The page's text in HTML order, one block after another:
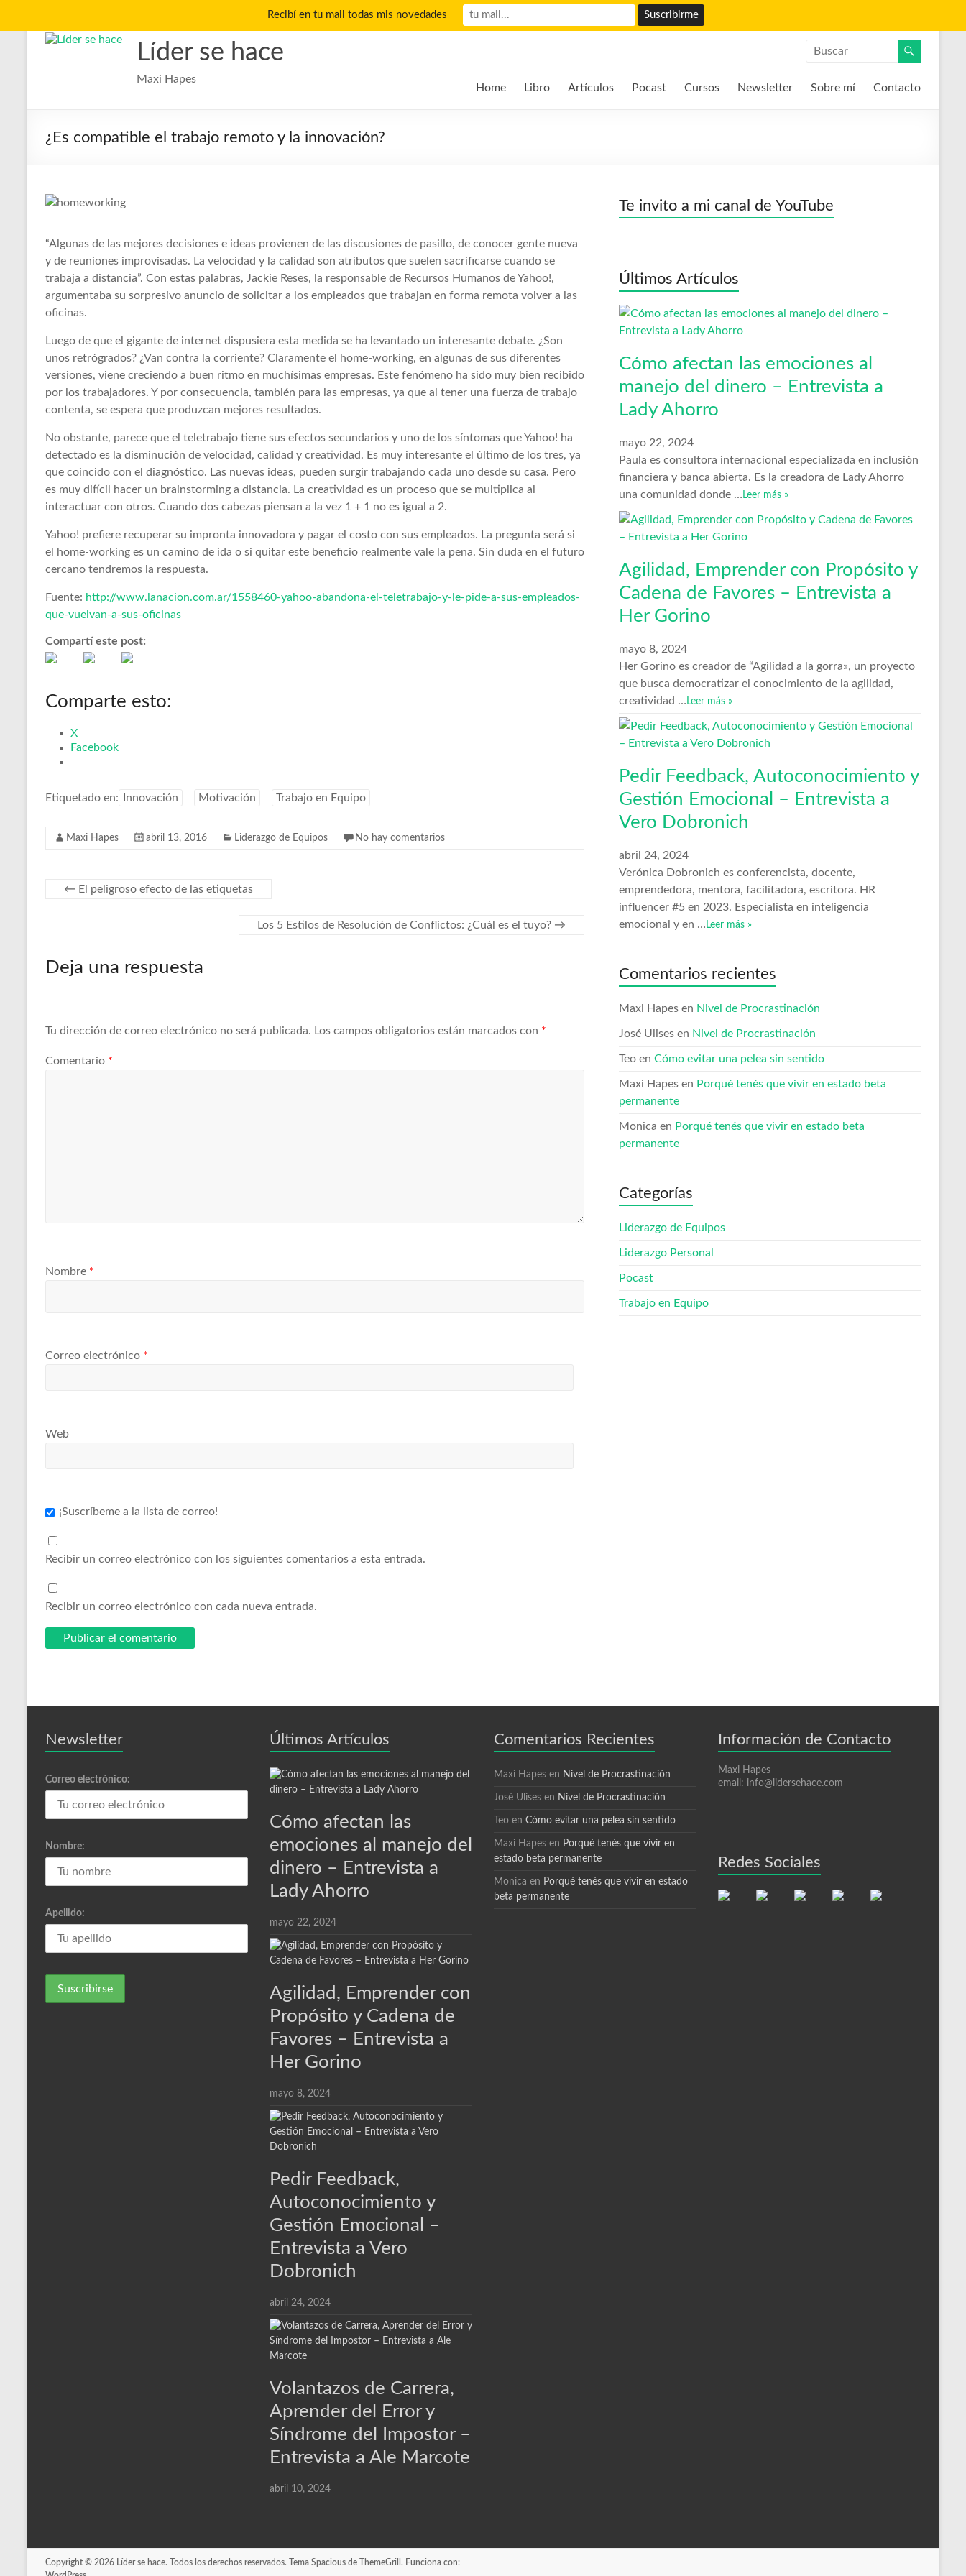
Líder se hace
Maxi Hapes
Home Libro Artículos Pocast Cursos Newsletter Sobre mí Contacto
¿Es compatible el trabajo remoto y la innovación?
“Algunas de las mejores decisiones e ideas provienen de las discusiones de pasillo, de conocer gente nueva
y de reuniones improvisadas. La velocidad y la calidad son atributos que suelen sacrificarse cuando se
trabaja a distancia”. Con estas palabras, Jackie Reses, la responsable de Recursos Humanos de Yahoo!,
argumentaba su sorpresivo anuncio de solicitar a los empleados que trabajan en forma remota volver a las
oficinas.
Luego de que el gigante de internet dispusiera esta medida se ha levantado un interesante debate. ¿Son
unos retrógrados? ¿Van contra la corriente? Claramente el home-working, en algunas de sus diferentes
versiones, viene creciendo a buen ritmo en muchísimas empresas. Este fenómeno ha sido muy bien recibido
por los trabajadores. Y por consecuencia, también para las empresas, ya que al tener una fuerza de trabajo
contenta, se espera que produzcan mejores resultados.
No obstante, parece que el teletrabajo tiene sus efectos secundarios y uno de los síntomas que Yahoo! ha
detectado es la disminución de velocidad, calidad y creatividad. Es muy interesante el último de los tres, ya
que coincido con el diagnóstico. Las nuevas ideas, pueden surgir trabajando cada uno desde su casa. Pero
es muy difícil hacer un brainstorming a distancia. La creatividad es un proceso que se multiplica al
interactuar con otros. Cuando dos cabezas piensan a la vez 1 + 1 no es igual a 2.
Yahoo! prefiere recuperar su impronta innovadora y pagar el costo con sus empleados. La pregunta será si
el home-working es un camino de ida o si quitar este beneficio realmente vale la pena. Sin duda en el futuro
cercano tendremos la respuesta.
Fuente: http://www.lanacion.com.ar/1558460-yahoo-abandona-el-teletrabajo-y-le-pide-a-sus-empleados-
que-vuelvan-a-sus-oficinas
Compartí este post:
Comparte esto:
X
Facebook
Etiquetado en: Innovación Motivación Trabajo en Equipo
Maxi Hapes abril 13, 2016 Liderazgo de Equipos No hay comentarios
← El peligroso efecto de las etiquetas
Los 5 Estilos de Resolución de Conflictos: ¿Cuál es el tuyo? →
Deja una respuesta
Tu dirección de correo electrónico no será publicada. Los campos obligatorios están marcados con *
Comentario *
Nombre *
Correo electrónico *
Web
¡Suscríbeme a la lista de correo!
Recibir un correo electrónico con los siguientes comentarios a esta entrada.
Recibir un correo electrónico con cada nueva entrada.
Te invito a mi canal de YouTube
Últimos Artículos
Cómo afectan las emociones al
manejo del dinero – Entrevista a
Lady Ahorro
mayo 22, 2024
Paula es consultora internacional especializada en inclusión
financiera y banca abierta. Es la creadora de Lady Ahorro
una comunidad donde … Leer más »
Agilidad, Emprender con Propósito y
Cadena de Favores – Entrevista a
Her Gorino
mayo 8, 2024
Her Gorino es creador de “Agilidad a la gorra», un proyecto
que busca democratizar el conocimiento de la agilidad,
creatividad … Leer más »
Pedir Feedback, Autoconocimiento y
Gestión Emocional – Entrevista a
Vero Dobronich
abril 24, 2024
Verónica Dobronich es conferencista, docente,
emprendedora, mentora, facilitadora, escritora. HR
influencer #5 en 2023. Especialista en inteligencia
emocional y en … Leer más »
Comentarios recientes
Maxi Hapes en Nivel de Procrastinación
José Ulises en Nivel de Procrastinación
Teo en Cómo evitar una pelea sin sentido
Maxi Hapes en Porqué tenés que vivir en estado beta
permanente
Monica en Porqué tenés que vivir en estado beta
permanente
Categorías
Liderazgo de Equipos
Liderazgo Personal
Pocast
Trabajo en Equipo
Newsletter
Correo electrónico:
Nombre:
Apellido:
Últimos Artículos
Cómo afectan las
emociones al manejo del
dinero – Entrevista a
Lady Ahorro
mayo 22, 2024
Agilidad, Emprender con
Propósito y Cadena de
Favores – Entrevista a
Her Gorino
mayo 8, 2024
Pedir Feedback,
Autoconocimiento y
Gestión Emocional –
Entrevista a Vero
Dobronich
abril 24, 2024
Volantazos de Carrera,
Aprender del Error y
Síndrome del Impostor –
Entrevista a Ale Marcote
abril 10, 2024
Comentarios Recientes
Maxi Hapes en Nivel de Procrastinación
José Ulises en Nivel de Procrastinación
Teo en Cómo evitar una pelea sin sentido
Maxi Hapes en Porqué tenés que vivir en
estado beta permanente
Monica en Porqué tenés que vivir en estado
beta permanente
Información de Contacto
Maxi Hapes
email: info@lidersehace.com
Redes Sociales
Copyright © 2026 Líder se hace. Todos los derechos reservados. Tema Spacious de ThemeGrill. Funciona con:
Recibí en tu mail todas mis novedades